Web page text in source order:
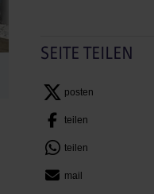
SEITE TEILEN
posten
teilen
teilen
mail